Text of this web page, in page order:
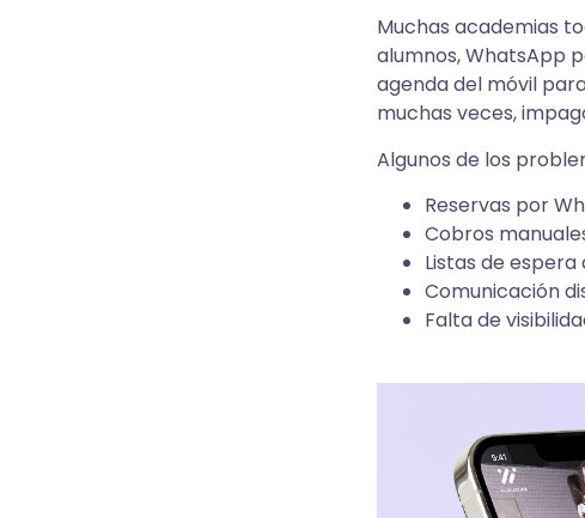
Muchas academias
alumnos, WhatsApp
agenda del móvil
muchas veces,
Algunos de los
Reservas por
Cobros
Listas de
Comunicación
Falta de